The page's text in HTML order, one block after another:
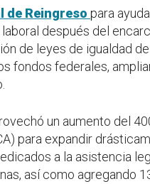
de Reingreso para
después del
de leyes de igualdad
fondos federales,
un aumento del
para expandir
a la asistencia
así como agregando